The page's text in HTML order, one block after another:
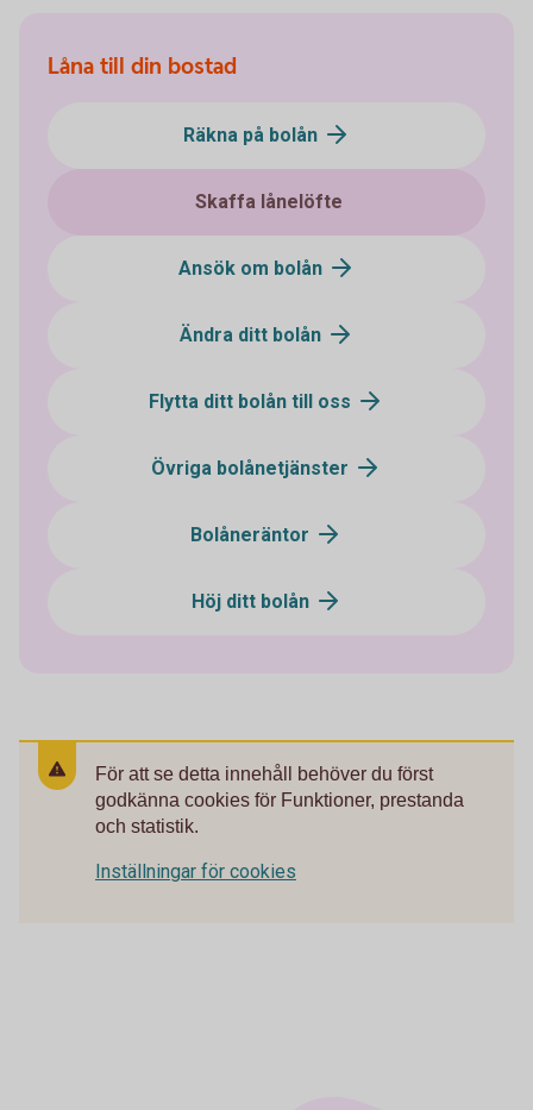
Låna till din bostad
Räkna på bolån
Skaffa lånelöfte
Ansök om bolån
Ändra ditt bolån
Flytta ditt bolån till oss
Övriga bolånetjänster
Bolåneräntor
Höj ditt bolån
För att se detta innehåll behöver du först
godkänna cookies för Funktioner, prestanda
och statistik.
Inställningar för cookies